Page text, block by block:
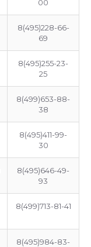
00
8(495)228-66-
69
8(495)255-23-
25
8(499)653-88-
38
8(495)411-99-
30
8(495)646-49-
93
8(499)713-81-41
8(495)984-83-